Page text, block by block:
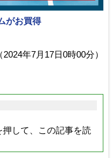
がお買得
（2024年7月17日0時00分）
して、この記事を読